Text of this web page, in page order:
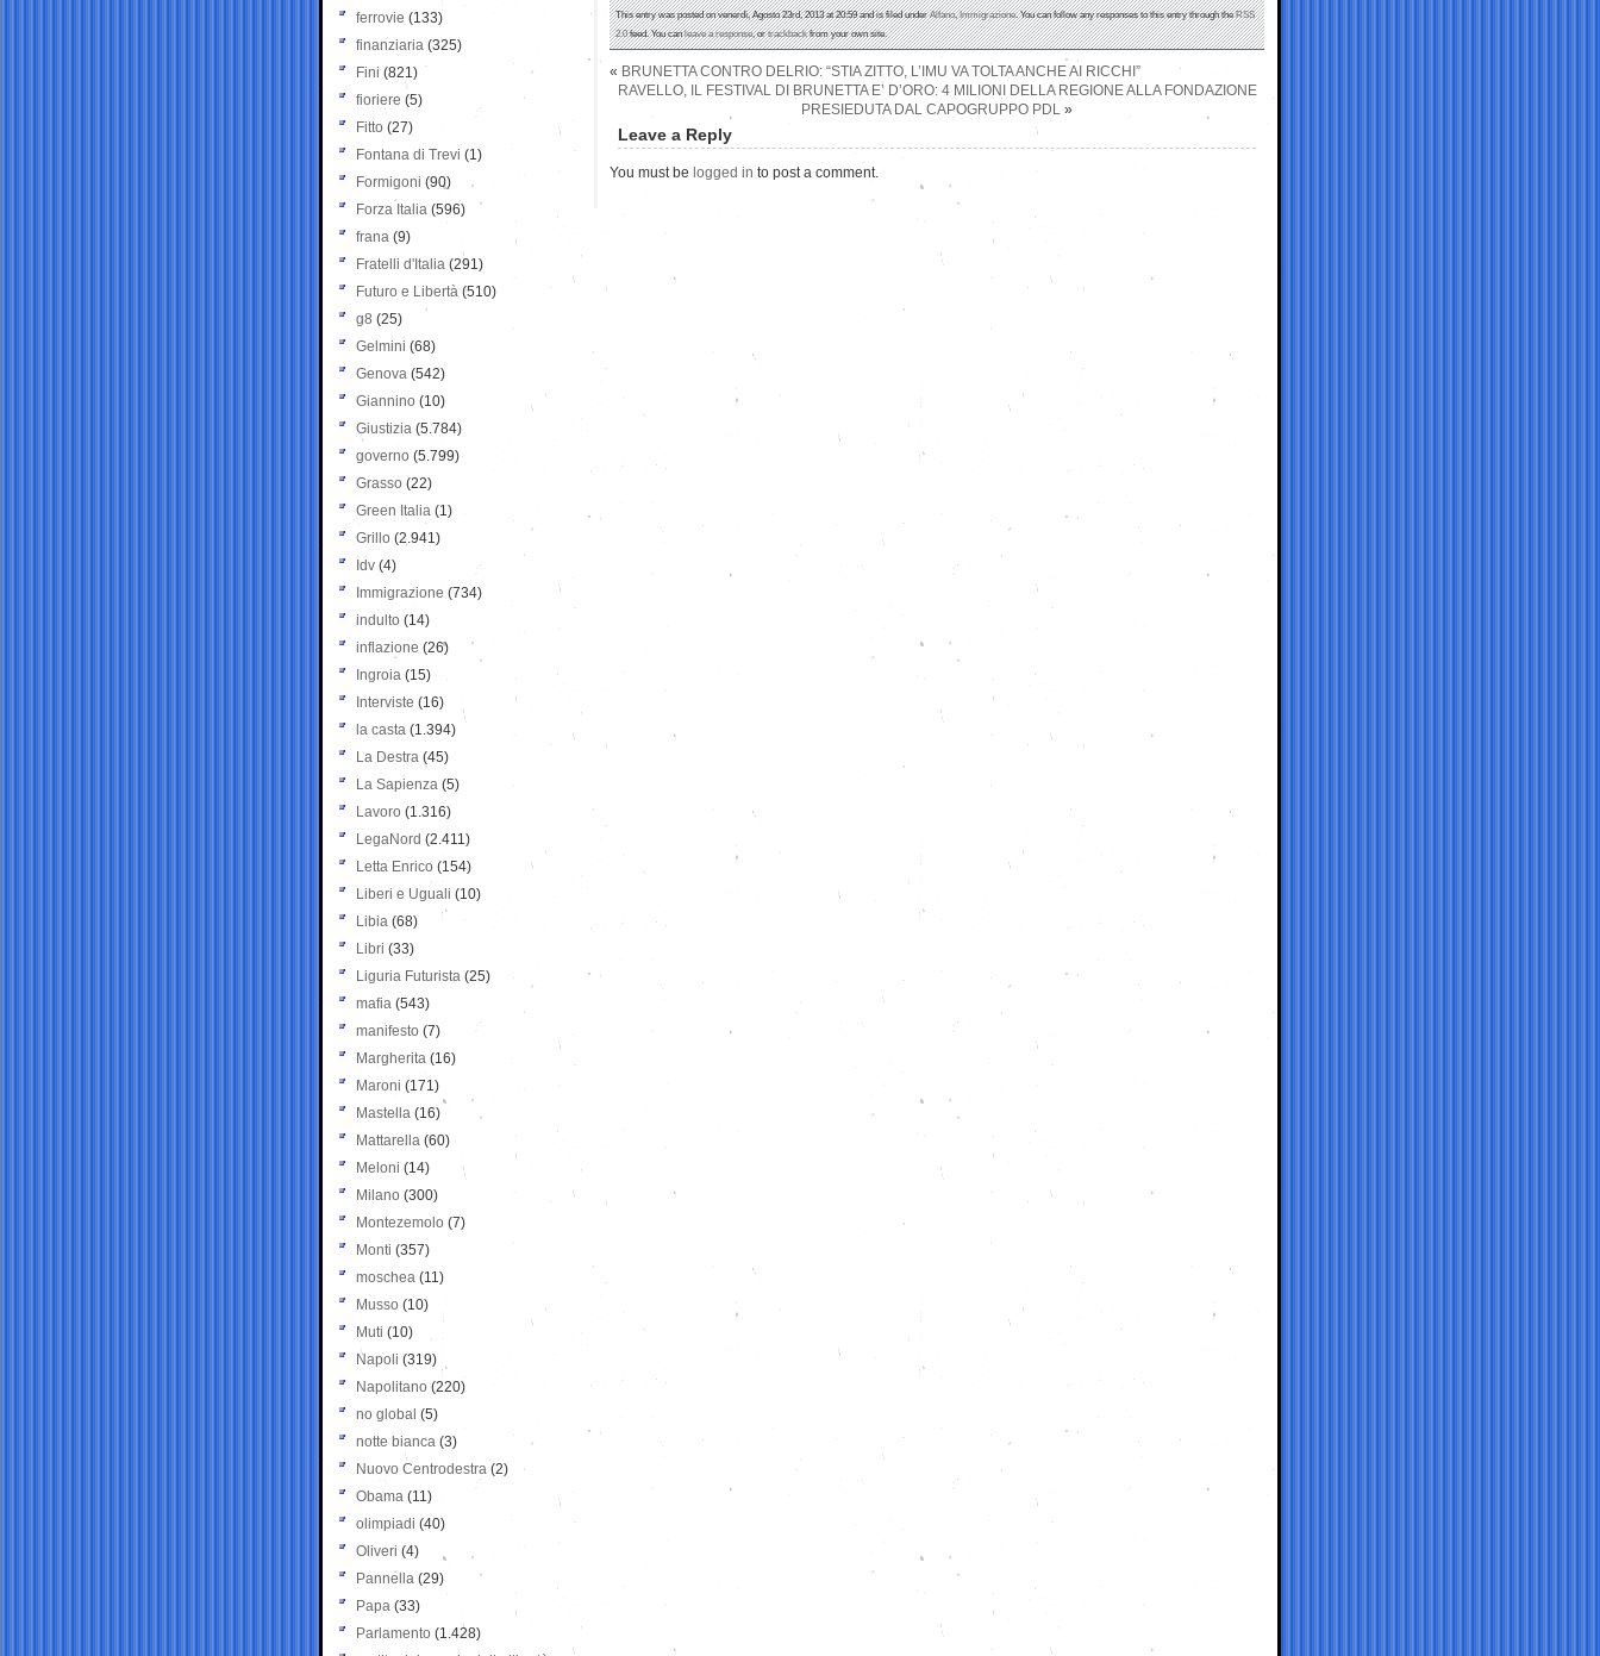
This entry was posted on venerdì, Agosto 23rd, 2013 at 20:59 and is filed underAlfano,Immigrazione. You can follow any responses to this entry through theRSS
2.0feed. You canleave a response, ortrackbackfrom your own site.
« BRUNETTA CONTRO DELRIO: “STIA ZITTO, L’IMU VA TOLTA ANCHE AI RICCHI”
RAVELLO, IL FESTIVAL DI BRUNETTA E’ D’ORO: 4 MILIONI DELLA REGIONE ALLA FONDAZIONE
PRESIEDUTA DAL CAPOGRUPPO PDL »
Leave a Reply
You must be logged in to post a comment.
ferrovie (133)
finanziaria (325)
Fini (821)
fioriere (5)
Fitto (27)
Fontana di Trevi (1)
Formigoni (90)
Forza Italia (596)
frana (9)
Fratelli d'Italia (291)
Futuro e Libertà (510)
g8 (25)
Gelmini (68)
Genova (542)
Giannino (10)
Giustizia (5.784)
governo (5.799)
Grasso (22)
Green Italia (1)
Grillo (2.941)
Idv (4)
Immigrazione (734)
indulto (14)
inflazione (26)
Ingroia (15)
Interviste (16)
la casta (1.394)
La Destra (45)
La Sapienza (5)
Lavoro (1.316)
LegaNord (2.411)
Letta Enrico (154)
Liberi e Uguali (10)
Libia (68)
Libri (33)
Liguria Futurista (25)
mafia (543)
manifesto (7)
Margherita (16)
Maroni (171)
Mastella (16)
Mattarella (60)
Meloni (14)
Milano (300)
Montezemolo (7)
Monti (357)
moschea (11)
Musso (10)
Muti (10)
Napoli (319)
Napolitano (220)
no global (5)
notte bianca (3)
Nuovo Centrodestra (2)
Obama (11)
olimpiadi (40)
Oliveri (4)
Pannella (29)
Papa (33)
Parlamento (1.428)